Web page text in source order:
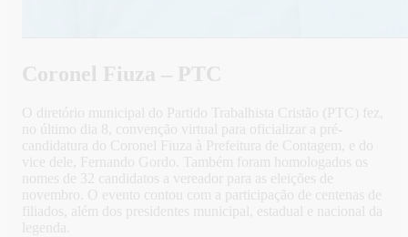
Coronel Fiuza – PTC
O diretório municipal do Partido Trabalhista Cristão (PTC) fez,
no último dia 8, convenção virtual para oficializar a pré-
candidatura do Coronel Fiuza à Prefeitura de Contagem, e do
vice dele, Fernando Gordo. Também foram homologados os
nomes de 32 candidatos a vereador para as eleições de
novembro. O evento contou com a participação de centenas de
filiados, além dos presidentes municipal, estadual e nacional da
legenda.